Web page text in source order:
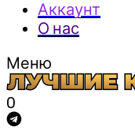
Аккаунт
О нас
Меню
0